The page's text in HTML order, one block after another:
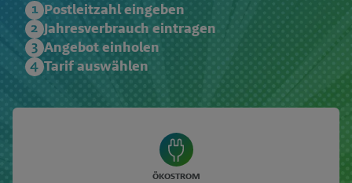
Postleitzahl eingeben
Jahresverbrauch eintragen
Angebot einholen
Tarif auswählen
ÖKOSTROM